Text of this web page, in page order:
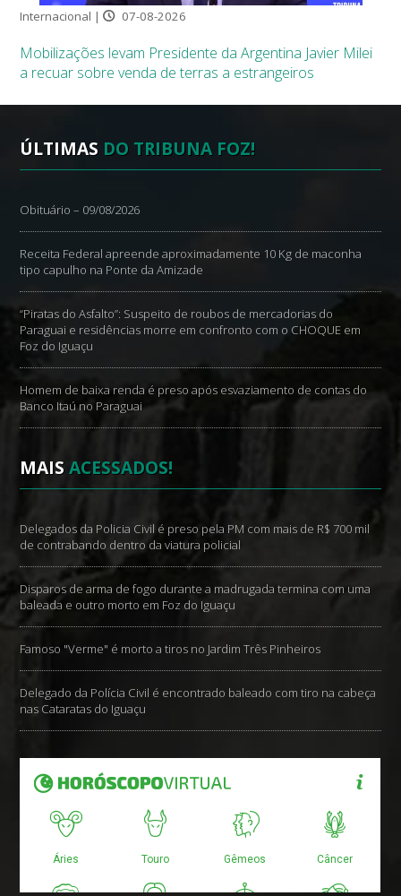
Internacional | 07-08-2026
Mobilizações levam Presidente da Argentina Javier Milei
a recuar sobre venda de terras a estrangeiros
ÚLTIMAS DO TRIBUNA FOZ!
Obituário – 09/08/2026
Receita Federal apreende aproximadamente 10 Kg de maconha
tipo capulho na Ponte da Amizade
“Piratas do Asfalto”: Suspeito de roubos de mercadorias do
Paraguai e residências morre em confronto com o CHOQUE em
Foz do Iguaçu
Homem de baixa renda é preso após esvaziamento de contas do
Banco Itaú no Paraguai
MAISACESSADOS!
Delegados da Policia Civil é preso pela PM com mais de R$ 700 mil
de contrabando dentro da viatura policial
Disparos de arma de fogo durante a madrugada termina com uma
baleada e outro morto em Foz do Iguaçu
Famoso "Verme" é morto a tiros no Jardim Três Pinheiros
Delegado da Polícia Civil é encontrado baleado com tiro na cabeça
nas Cataratas do Iguaçu